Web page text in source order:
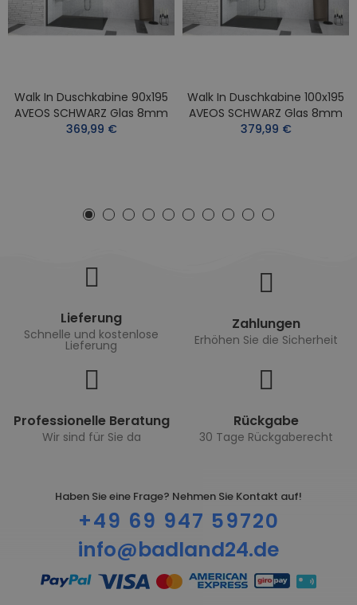
Walk In Duschkabine 90x195
AVEOS SCHWARZ Glas 8mm
369,99 €
Walk In Duschkabine 100x195
AVEOS SCHWARZ Glas 8mm
379,99 €
Lieferung
Schnelle und kostenlose
Lieferung
Zahlungen
Erhöhen Sie die Sicherheit
Professionelle Beratung
Wir sind für Sie da
Rückgabe
30 Tage Rückgaberecht
Haben Sie eine Frage? Nehmen Sie Kontakt auf!
+49 69 947 59720
info@badland24.de